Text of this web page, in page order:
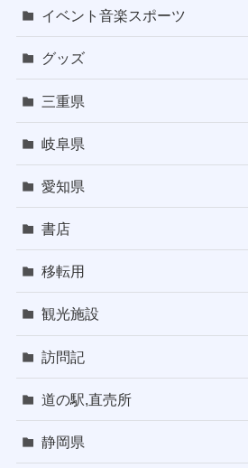
イベント音楽スポーツ
グッズ
三重県
岐阜県
愛知県
書店
移転用
観光施設
訪問記
道の駅,直売所
静岡県